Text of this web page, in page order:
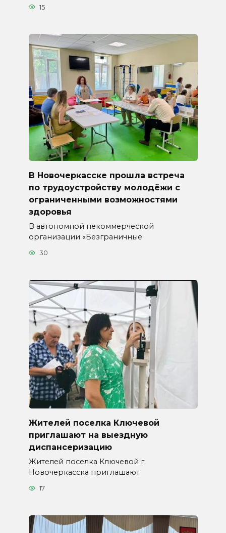
15
В Новочеркасске прошла встреча
по трудоустройству молодёжи с
ограниченными возможностями
здоровья
В автономной некоммерческой
организации «Безграничные
30
Жителей поселка Ключевой
приглашают на выездную
диспансеризацию
Жителей поселка Ключевой г.
Новочеркасска приглашают
17